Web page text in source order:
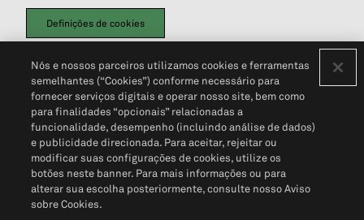
Definições de cookies
Política de PrivacidadePortal de privacidade do cliente (em inglês)
Não Venda Minhas Informações Pessoais© 2026 S&P Global
Nós e nossos parceiros utilizamos cookies e ferramentas
semelhantes (“Cookies”) conforme necessário para
fornecer serviços digitais e operar nosso site, bem como
para finalidades “opcionais” relacionadas a
funcionalidade, desempenho (incluindo análise de dados)
e publicidade direcionada. Para aceitar, rejeitar ou
modificar suas configurações de cookies, utilize os
botões neste banner. Para mais informações ou para
alterar sua escolha posteriormente, consulte nosso Aviso
sobre Cookies.